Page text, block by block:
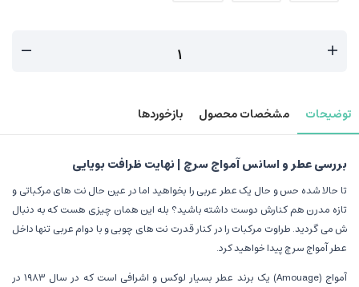
توضیحات مشخصات محصول بازخوردها
بررسی عطر و اسانس آمواج سرچ | نهایت ظرافت بویایی
تا حالا شده حس و حال یک عطر عربی را بخواهید اما در عین حال نت های مرکباتی و
تازه مدرن هم کنارش دوست داشته باشید؟ بله این همان چیزی هست که به دنبال
ش می گردید. طراوت مرکبات را در کنار قدرت نت های چوبی و با دوام عربی تنها داخل
عطر آمواج سرچ پیدا خواهید کرد.
آمواج (Amouage) یک برند عطر بسیار لوکس و اشرافی است که در سال ۱۹۸۳ در